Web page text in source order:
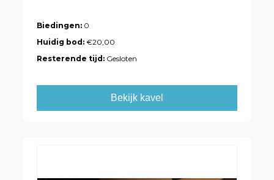
Biedingen: 0
Huidig bod:€20,00
Resterende tijd: Gesloten
Bekijk kavel